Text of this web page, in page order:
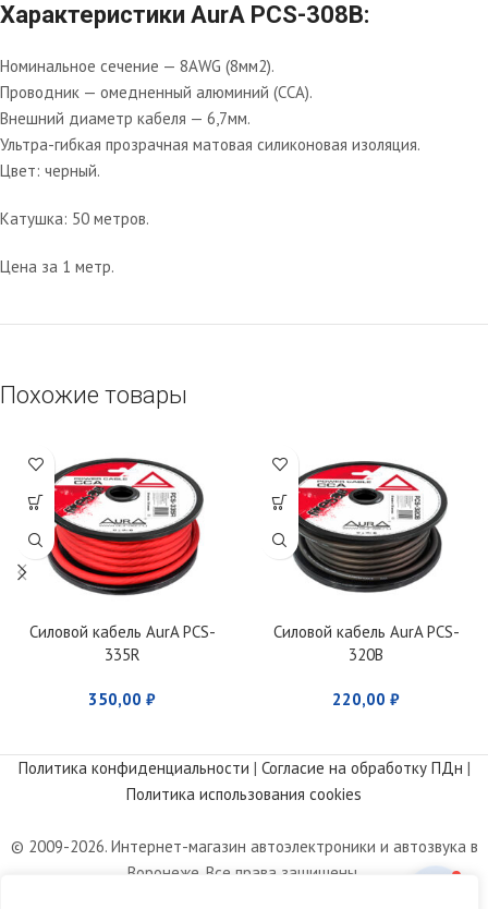
Характеристики AurA PCS-308B:
Номинальное сечение — 8AWG (8мм2).
Проводник — омедненный алюминий (CCA).
Внешний диаметр кабеля — 6,7мм.
Ультра-гибкая прозрачная матовая силиконовая изоляция.
Цвет: черный.
Катушка: 50 метров.
Цена за 1 метр.
Похожие товары
Силовой кабель AurA PCS-
335R
350,00 ₽
Силовой кабель AurA PCS-
320B
220,00 ₽
Политика конфиденциальности | Согласие на обработку ПДн |
Политика использования cookies
© 2009-2026. Интернет-магазин автоэлектроники и автозвука в
Воронеже. Все права защищены.